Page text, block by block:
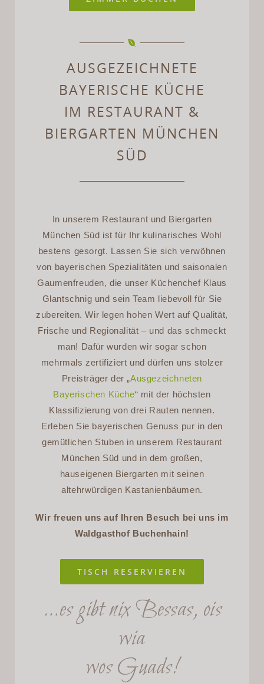
AUSGEZEICHNETE
BAYERISCHE KÜCHE
IM RESTAURANT &
BIERGARTEN MÜNCHEN
SÜD
In unserem Restaurant und Biergarten
München Süd ist für Ihr kulinarisches Wohl
bestens gesorgt. Lassen Sie sich verwöhnen
von bayerischen Spezialitäten und saisonalen
Gaumenfreuden, die unser Küchenchef Klaus
Glantschnig und sein Team liebevoll für Sie
zubereiten. Wir legen hohen Wert auf Qualität,
Frische und Regionalität – und das schmeckt
man! Dafür wurden wir sogar schon
mehrmals zertifiziert und dürfen uns stolzer
Preisträger der „Ausgezeichneten
Bayerischen Küche“ mit der höchsten
Klassifizierung von drei Rauten nennen.
Erleben Sie bayerischen Genuss pur in den
gemütlichen Stuben in unserem Restaurant
München Süd und in dem großen,
hauseigenen Biergarten mit seinen
altehrwürdigen Kastanienbäumen.
Wir freuen uns auf Ihren Besuch bei uns im
Waldgasthof Buchenhain!
TISCH RESERVIEREN
…es gibt nix Bessas, ois
wia
wos Guads!